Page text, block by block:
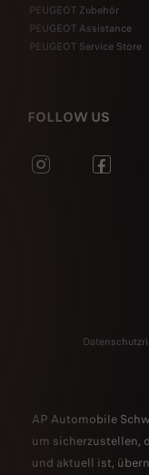
PEUGEOT Zubehör
PEUGEOT Assistance
PEUGEOT Service Store
FOLLOW US
AP Automobile
um sicherzustellen,
und aktuell ist,